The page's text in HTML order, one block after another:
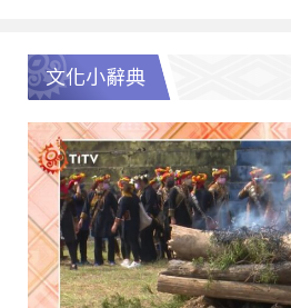
文化小辭典